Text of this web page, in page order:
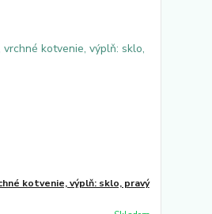
kotvenie, výplň: sklo, pravý